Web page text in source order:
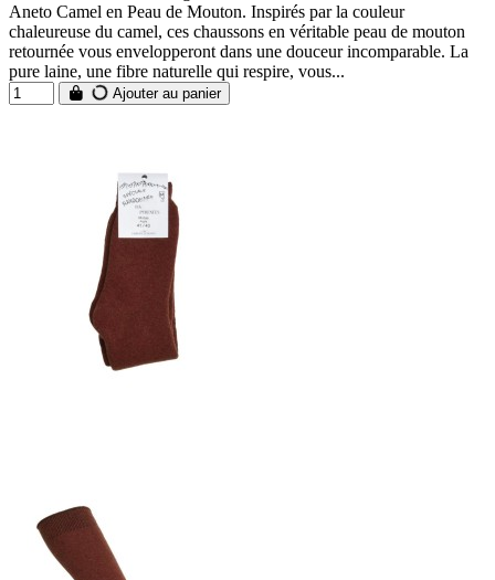
Aneto Camel en Peau de Mouton. Inspirés par la couleur
chaleureuse du camel, ces chaussons en véritable peau de mouton
retournée vous envelopperont dans une douceur incomparable. La
pure laine, une fibre naturelle qui respire, vous...
Ajouter au panier